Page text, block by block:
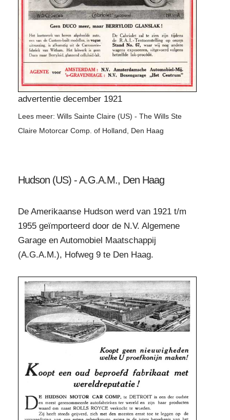
advertentie december 1921
Lees meer: Wills Sainte Claire (US) - The Wills Ste
Claire Motorcar Comp. of Holland, Den Haag
Hudson (US) - A.G.A.M., Den Haag
De Amerikaanse Hudson werd van 1921 t/m
1955 geïmporteerd door de N.V. Algemene
Garage en Automobiel Maatschappij
(A.G.A.M.), Hofweg 9 te Den Haag.